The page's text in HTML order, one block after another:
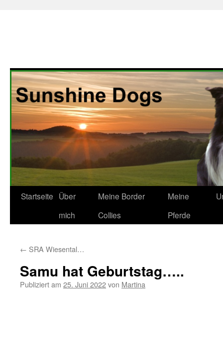
Zum
Startseite Über
mich
Meine Border
Collies
Meine
Pferde
← SRA Wiesental…
Samu hat Geburtstag…..
Publiziert am 25. Juni 2022von Martina